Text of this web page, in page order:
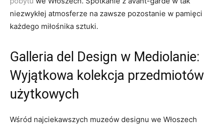
niezwykłej atmosferze ⁣na zawsze pozostanie ‌w pamięci
każdego ‍miłośnika sztuki.
Galleria del ⁣Design w Mediolanie:
Wyjątkowa kolekcja przedmiotów
użytkowych
Wśród‌ najciekawszych⁤ muzeów designu⁣ we Włoszech‍